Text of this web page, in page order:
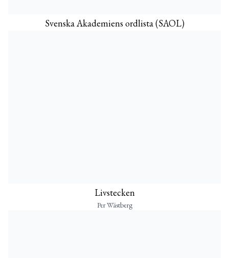
Svenska Akademiens ordlista (SAOL)
Livstecken
Per Wästberg